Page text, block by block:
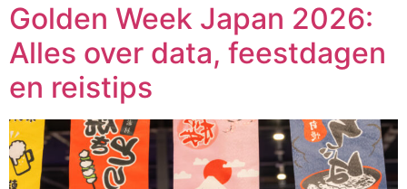
Golden Week Japan 2026:
Alles over data, feestdagen
en reistips